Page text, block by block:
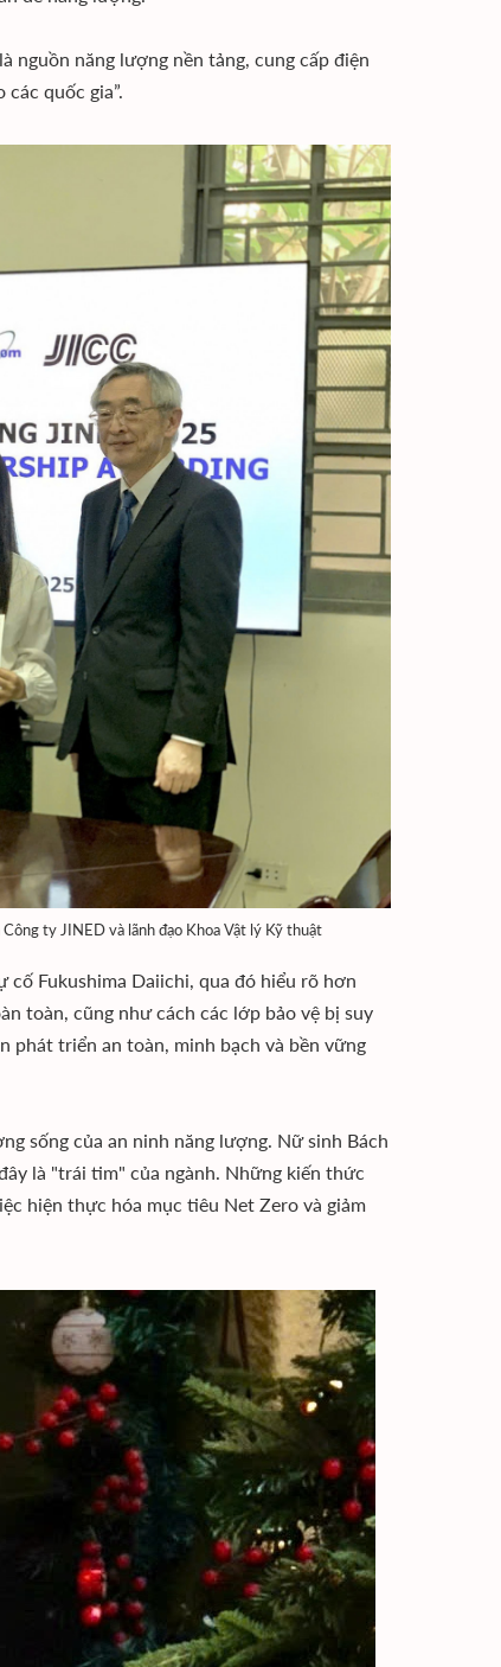
nguồn năng lượng nền tảng, cung cấp điện
quốc gia”.
ty JINED và lãnh đạo Khoa Vật lý Kỹ thuật
Fukushima Daiichi, qua đó hiểu rõ hơn
toàn, cũng như cách các lớp bảo vệ bị suy
phát triển an toàn, minh bạch và bền vững
sống của an ninh năng lượng. Nữ sinh Bách
là "trái tim" của ngành. Những kiến thức
hiện thực hóa mục tiêu Net Zero và giảm